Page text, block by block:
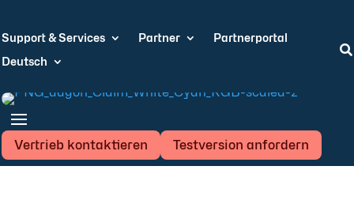
Support & Services Partner
Partnerportal
Deutsch

Vertrieb kontaktieren Testversion anfordern